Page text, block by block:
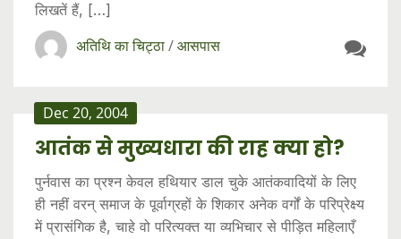
लिखतें हैं, […]
अतिथि का चिट्ठा/आसपास
Dec 20, 2004
आतंक से मुख्यधारा की राह क्या हो?
पुर्नवास का प्रश्न केवल हथियार डाल चुके आतंकवादियों के लिए
ही नहीं वरन् समाज के पूर्वाग्रहों के शिकार अनेक वर्गों के परिप्रेक्ष्य
में प्रासंगिक है, चाहे वो परित्यक्त या व्यभिचार से पीड़ित महिलाएँ